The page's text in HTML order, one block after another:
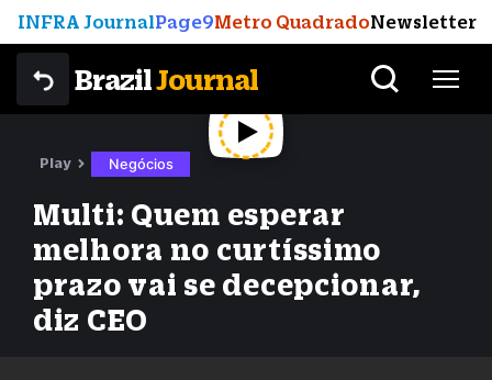
INFRA JournalPage9Metro QuadradoNewsletter
BrazilJournal
Play Negócios
Multi: Quem esperar
melhora no curtíssimo
prazo vai se decepcionar,
diz CEO